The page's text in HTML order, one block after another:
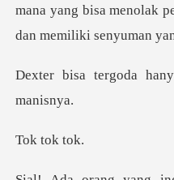
mana yang bisa menolak
tok